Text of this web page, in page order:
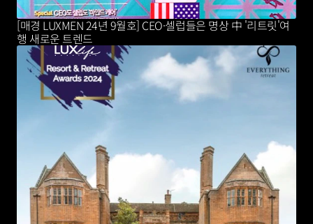
[매경 LUXMEN 24년 9월호] CEO·셀럽들은 명상 中 '리트릿'여
행 새로운 트렌드